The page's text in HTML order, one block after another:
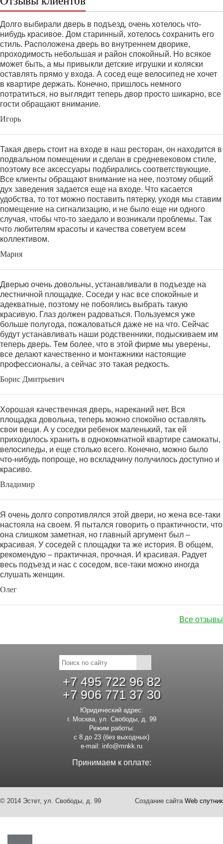
Долго выбирали дверь в подъезд, очень хотелось что-
нибудь красивое. Дом старинный, хотелось сохранить его
стиль. Расположена дверь во внутреннем дворике,
проходимость небольшая и район спокойный. Но всякое
может быть, а мы привыкли детские игрушки и коляски
оставлять прямо у входа. А сосед еще велосипед не хочет
в квартире держать. Конечно, пришлось немного
потратиться, но выглядит теперь двор просто шикарно, все
гости обращают внимание.
Игорь
Такая дверь стоит на входе в наш ресторан, он находится в
подвальном помещении и сделан в средневековом стиле,
поэтому все аксессуары подбирались соответствующие.
Все клиенты обращают внимание на нее, поэтому общий
дух заведения задается еще на входе. Что касается
удобства, то тот можно поставить пятерку, уходя мы ставим
помещение на сигнализацию, и не было еще ни одного
случая, чтобы что-то заедало и возникали проблемы. Так
что любителям красоты и качества советуем всем
коллективом.
Мария
Дверью очень довольны, устанавливали в подъезде на
лестничной площадке. Соседи у нас все спокойные и
адекватные, поэтому не побоялись выбрать такую
красивую. Глаз должен радоваться. Пользуемся уже
больше полугода, пожаловаться даже не на что. Сейчас
будут устанавливать наши родственники, подыскиваем им
теперь дверь. Тем более, что в этой фирме мы уверены,
все делают качественно и монтажники настоящие
профессионалы, а сейчас это такая редкость.
Борис Дмитрьевич
Хорошая качественная дверь, нареканий нет. Вся
площадка довольна, теперь можно спокойно оставлять
свои вещи. А у соседки ребенок маленький, так ей
приходилось хранить в однокомнатной квартире самокаты,
велосипеды, и еще столько всего. Конечно, можно было
что-нибудь попроще, но вскладчину получилось доступно и
красиво.
Владимир
Я очень долго сопротивлялся этой двери, но жена все-таки
настояла на своем. Я пытался говорить о практичности, что
она слишком заметная, но главный аргумент был –
красивая. У соседей с площадки та же история. В общем,
рекомендую – практичная, прочная. И красивая. Радует
весь подъезд и нас с соседом, все-таки можно иногда
слушать женщин.
Олег
Все отзывы
+7 495 722 96 82
+7 906 771 37 30
Юридический адрес:
г. Москва, ул. Свободы, д. 99
Режим работы:
с 8 до 23 (без выходных)
e-mail: info@mnkk.ru
Принимаем к оплате:
© 2014 Эстет, ул. Свободы, д. 99 Создание сайта Web спутник